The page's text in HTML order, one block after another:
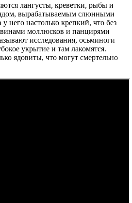
лангусты, креветки, рыбы и
вырабатываемым слюнными
него настолько крепкий, что без
моллюсков и панцирями
исследования, осьминоги
укрытие и там лакомятся.
ядовиты, что могут смертельно